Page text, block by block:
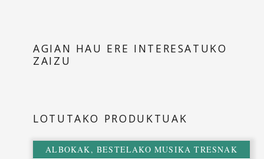
AGIAN HAU ERE INTERESATUKO
ZAIZU
LOTUTAKO PRODUKTUAK
ALBOKAK, BESTELAKO MUSIKA TRESNAK